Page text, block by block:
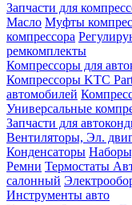
Запчасти для
Масло Муфты
компрессора
ремкомплекты
Компрессоры для
Компрессоры KTC
автомобилей
Универсальные
Запчасти для
Вентиляторы, Эл.
Конденсаторы
Ремни Термостаты
салонный
Инструменты авто